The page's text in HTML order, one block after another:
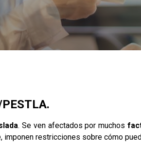
. Se ven afectados por muchos
restricciones sobre cómo